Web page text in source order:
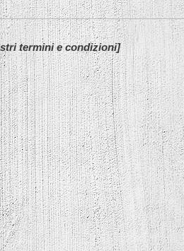
termini e condizioni]